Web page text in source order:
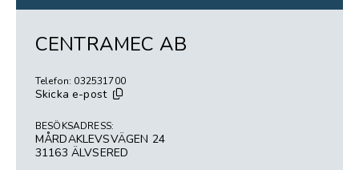
CENTRAMEC AB
Telefon: 032531700
Skicka e-post
BESÖKSADRESS:
MÅRDAKLEVSVÄGEN 24
31163 ÄLVSERED